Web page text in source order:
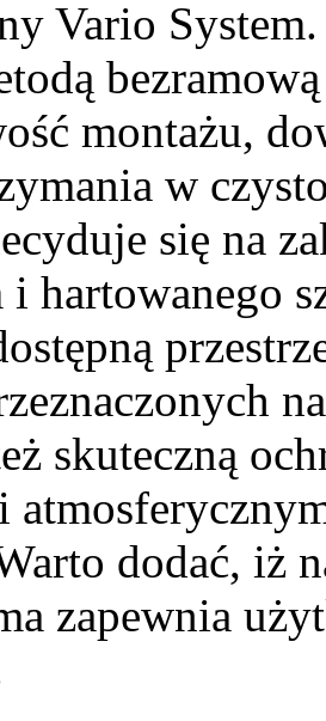
Vario
montażu,
w
się na
hartowanego
skuteczną
dodać, iż
zapewnia